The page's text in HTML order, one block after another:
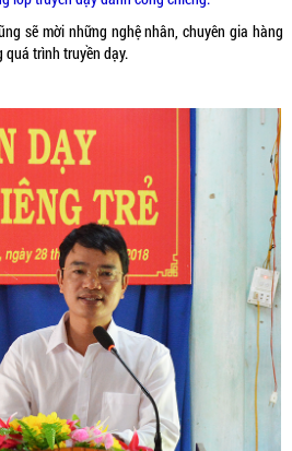
sẽ mời những nghệ nhân, chuyên gia hàng
quá trình truyền dạy.